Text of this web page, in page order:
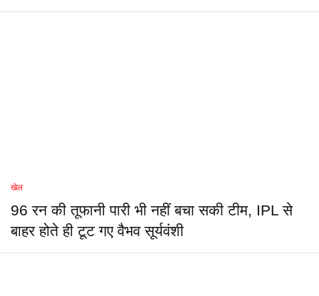
खेल
96 रन की तूफानी पारी भी नहीं बचा सकी टीम, IPL से
बाहर होते ही टूट गए वैभव सूर्यवंशी